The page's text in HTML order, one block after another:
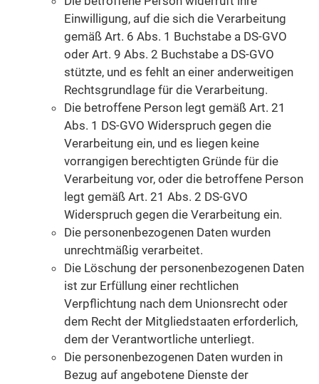
Einwilligung, auf die sich die Verarbeitung
gemäß Art. 6 Abs. 1 Buchstabe a DS-GVO
oder Art. 9 Abs. 2 Buchstabe a DS-GVO
stützte, und es fehlt an einer anderweitigen
Rechtsgrundlage für die Verarbeitung.
Die betroffene Person legt gemäß Art. 21
Abs. 1 DS-GVO Widerspruch gegen die
Verarbeitung ein, und es liegen keine
vorrangigen berechtigten Gründe für die
Verarbeitung vor, oder die betroffene Person
legt gemäß Art. 21 Abs. 2 DS-GVO
Widerspruch gegen die Verarbeitung ein.
Die personenbezogenen Daten wurden
unrechtmäßig verarbeitet.
Die Löschung der personenbezogenen Daten
ist zur Erfüllung einer rechtlichen
Verpflichtung nach dem Unionsrecht oder
dem Recht der Mitgliedstaaten erforderlich,
dem der Verantwortliche unterliegt.
Die personenbezogenen Daten wurden in
Bezug auf angebotene Dienste der